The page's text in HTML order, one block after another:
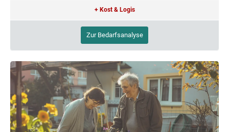
+ Kost & Logis
Zur Bedarfsanalyse